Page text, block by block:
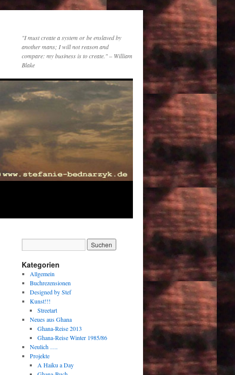
"I must create a system or be enslaved by
another mans; I will not reason and
compare: my business is to create." – William
Blake
Kategorien
Allgemein
Buchrezensionen
Designed by Stef
Kunst!!!
Streetart
Neues aus Ghana
Ghana-Reise 2013
Ghana-Reise Winter 1985/86
Neulich ….
Projekte
A Haiku a Day